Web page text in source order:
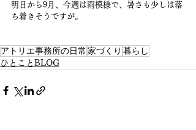
明日から9月、今週は雨模様で、暑さも少しは落
ち着きそうですが。
アトリエ事務所の日常 家づくり 暮らし
ひとことBLOG